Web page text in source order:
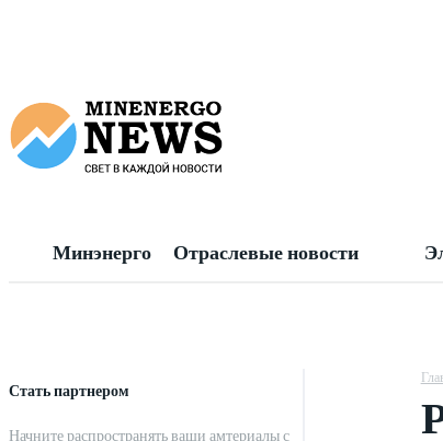
Минэнерго Отраслевые новости
Стать партнером
Начните распространять ваши амтериалы с